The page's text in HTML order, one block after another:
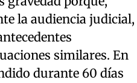
la audiencia judicial,
similares. En
durante 60 días